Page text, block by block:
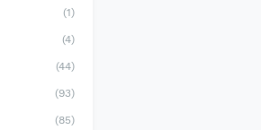
(1)
(4)
(44)
(93)
(85)